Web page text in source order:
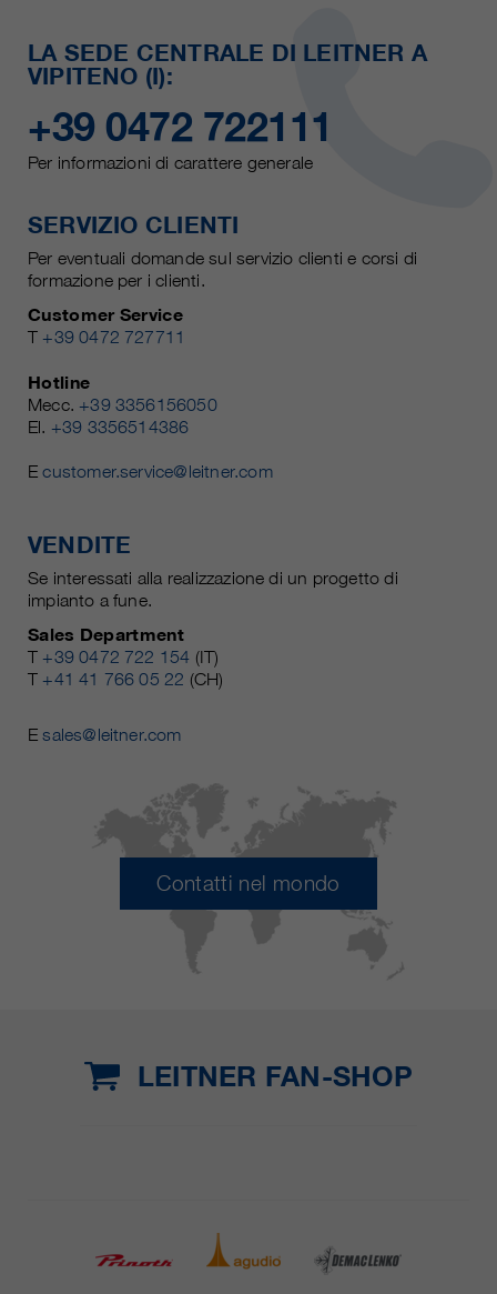
LA SEDE CENTRALE DI LEITNER A
VIPITENO (I):
+39 0472 722111
Per informazioni di carattere generale
SERVIZIO CLIENTI
Per eventuali domande sul servizio clienti e corsi di
formazione per i clienti.
Customer Service
T +39 0472 727711
Hotline
Mecc. +39 3356156050
El. +39 3356514386
Ecustomer.service@leitner.com
VENDITE
Se interessati alla realizzazione di un progetto di
impianto a fune.
Sales Department
T +39 0472 722 154 (IT)
T +41 41 766 05 22 (CH)
Esales@leitner.com
Contatti nel mondo
LEITNER FAN-SHOP